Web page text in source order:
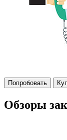
Попробовать
Обзоры